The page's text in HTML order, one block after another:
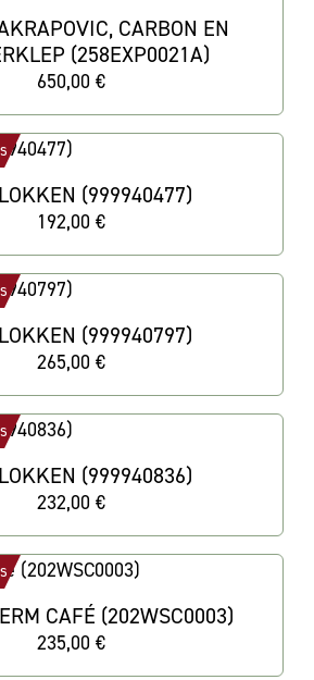
CARBON EN
(258EXP0021A)
650,00 €
(999940477)
192,00 €
(999940797)
265,00 €
(999940836)
232,00 €
CAFÉ (202WSC0003)
235,00 €